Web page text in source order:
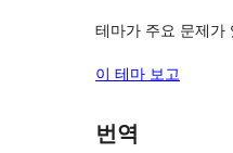
테마가 주요 문제가
이 테마 보고
번역